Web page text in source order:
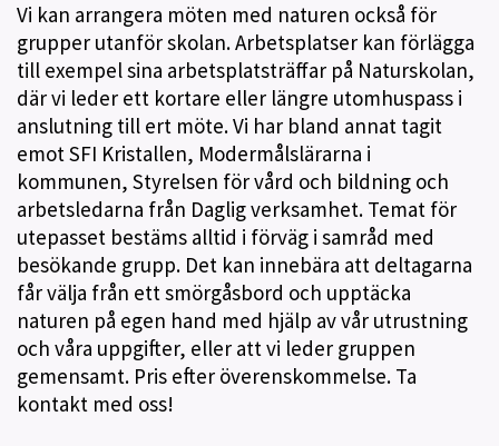
Vi kan arrangera möten med naturen också för
grupper utanför skolan. Arbetsplatser kan förlägga
till exempel sina arbetsplatsträffar på Naturskolan,
där vi leder ett kortare eller längre utomhuspass i
anslutning till ert möte. Vi har bland annat tagit
emot SFI Kristallen, Modermålslärarna i
kommunen, Styrelsen för vård och bildning och
arbetsledarna från Daglig verksamhet. Temat för
utepasset bestäms alltid i förväg i samråd med
besökande grupp. Det kan innebära att deltagarna
får välja från ett smörgåsbord och upptäcka
naturen på egen hand med hjälp av vår utrustning
och våra uppgifter, eller att vi leder gruppen
gemensamt. Pris efter överenskommelse. Ta
kontakt med oss!